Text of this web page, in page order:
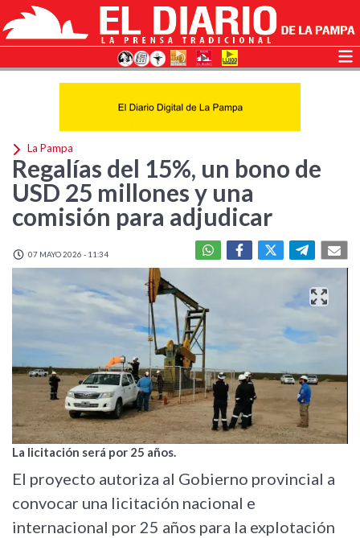
La Pampa
Regalías del 15%, un bono de
USD 25 millones y una
comisión para adjudicar
07 MAYO 2026 - 11:34
La licitación será por 25 años.
El proyecto autoriza al Gobierno provincial a
convocar una licitación nacional e
internacional por 25 años para la explotación